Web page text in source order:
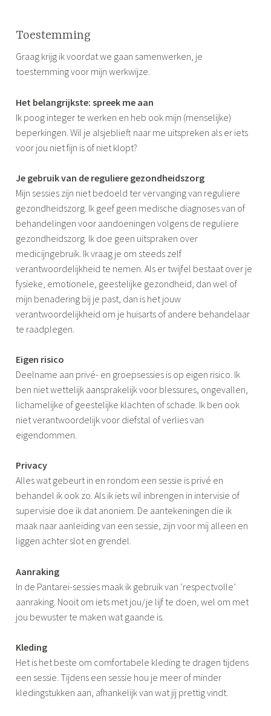
Toestemming
Graag krijg ik voordat we gaan samenwerken, je
toestemming voor mijn werkwijze.
Het belangrijkste: spreek me aan
Ik poog integer te werken en heb ook mijn (menselijke)
beperkingen. Wil je alsjeblieft naar me uitspreken als er iets
voor jou niet fijn is of niet klopt?
Je gebruik van de reguliere gezondheidszorg
Mijn sessies zijn niet bedoeld ter vervanging van reguliere
gezondheidszorg. Ik geef geen medische diagnoses van of
behandelingen voor aandoeningen volgens de reguliere
gezondheidszorg. Ik doe geen uitspraken over
medicijngebruik. Ik vraag je om steeds zelf
verantwoordelijkheid te nemen. Als er twijfel bestaat over je
fysieke, emotionele, geestelijke gezondheid, dan wel of
mijn benadering bij je past, dan is het jouw
verantwoordelijkheid om je huisarts of andere behandelaar
te raadplegen.
Eigen risico
Deelname aan privé- en groepsessies is op eigen risico. Ik
ben niet wettelijk aansprakelijk voor blessures, ongevallen,
lichamelijke of geestelijke klachten of schade. Ik ben ook
niet verantwoordelijk voor diefstal of verlies van
eigendommen.
Privacy
Alles wat gebeurt in en rondom een sessie is privé en
behandel ik ook zo. Als ik iets wil inbrengen in intervisie of
supervisie doe ik dat anoniem. De aantekeningen die ik
maak naar aanleiding van een sessie, zijn voor mij alleen en
liggen achter slot en grendel.
Aanraking
In de Pantarei-sessies maak ik gebruik van ‘respectvolle’
aanraking. Nooit om iets met jou/je lijf te doen, wel om met
jou bewuster te maken wat gaande is.
Kleding
Het is het beste om comfortabele kleding te dragen tijdens
een sessie. Tijdens een sessie hou je meer of minder
kledingstukken aan, afhankelijk van wat jij prettig vindt.